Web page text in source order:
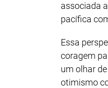
associada
pacífica
Essa
coragem
um olhar
otimismo